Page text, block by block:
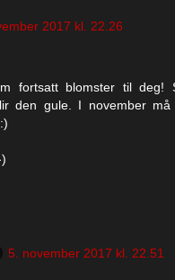
2017 kl. 22.26
fortsatt blomster til deg!
den gule. I november
5. november 2017 kl. 22.51